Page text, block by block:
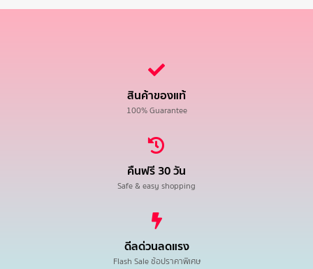
สินค้าของแท้
100% Guarantee
คืนฟรี 30 วัน
Safe & easy shopping
ดีลด่วนลดแรง
Flash Sale ช้อปราคาพิเศษ